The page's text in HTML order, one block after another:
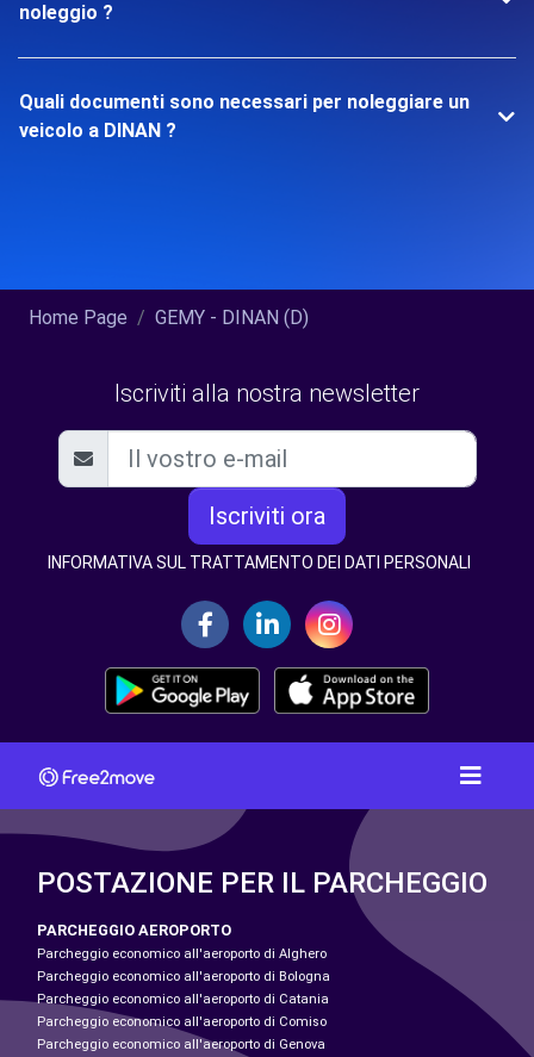
noleggio ?
Quali documenti sono necessari per noleggiare un
veicolo a DINAN ?
Home Page GEMY - DINAN (D)
Iscriviti alla nostra newsletter
Iscriviti ora
INFORMATIVA SUL TRATTAMENTO DEI DATI PERSONALI
POSTAZIONE PER IL PARCHEGGIO
PARCHEGGIO AEROPORTO
Parcheggio economico all'aeroporto di Alghero
Parcheggio economico all'aeroporto di Bologna
Parcheggio economico all'aeroporto di Catania
Parcheggio economico all'aeroporto di Comiso
Parcheggio economico all'aeroporto di Genova